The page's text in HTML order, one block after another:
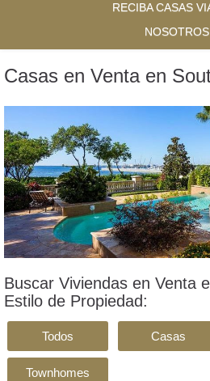
RECIBA CASAS
NOSOTROS
Casas en Venta en
Buscar Viviendas en Venta
Estilo de Propiedad:
Todos Casas
Townhomes